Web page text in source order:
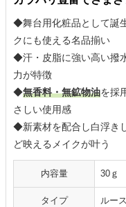
◆舞台用化粧品として誕
クにも使える名品揃い
◆汗・皮脂に強い高い撥
力が特徴
◆無香料・無鉱物油を採
さしい使用感
◆新素材を配合し白浮き
ど映えるメイクが叶う
内容量 30ｇ
タイプ ルー